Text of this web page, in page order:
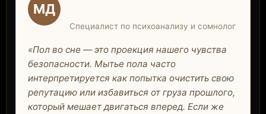
МД
Специалист по психоанализу и сомнолог
«Пол во сне — это проекция нашего чувства
безопасности. Мытье пола часто
интерпретируется как попытка очистить свою
репутацию или избавиться от груза прошлого,
который мешает двигаться вперед. Если же